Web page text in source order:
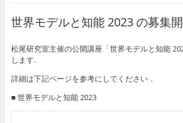
世界モデルと知能 2023 の募集
松尾研究室主催の公開講座「世界モデルと知能
します.
詳細は下記ページを参考にしてください．
■ 世界モデルと知能 2023